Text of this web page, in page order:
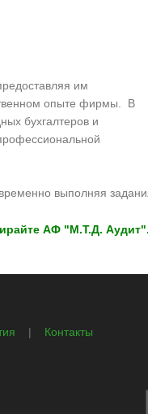
им
опыте фирмы. В
бухгалтеров и
выполняя
АФ "М.Т.Д. Аудит".
| Контакты